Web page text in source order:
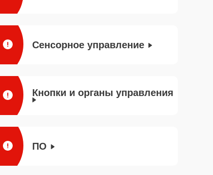
Сенсорное управление
Кнопки и органы управления
ПО